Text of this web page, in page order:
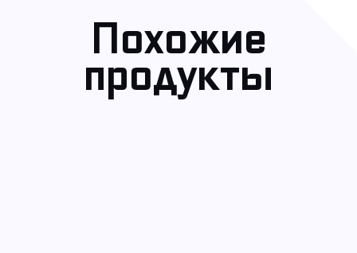
Похожие
продукты